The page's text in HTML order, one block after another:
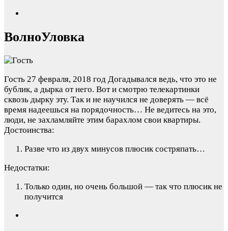
ВолноУловка
Гость 27 февраля, 2018 год Догадывался ведь, что это не
бублик, а дырка от него. Вот и смотрю телекартинки
сквозь дырку эту. Так и не научился не доверять — всё
время надеешься на порядочность… Не ведитесь на это,
люди, не захламляйте этим барахлом свои квартиры.
Достоинства:
Разве что из двух минусов плюсик состряпать…
Недостатки:
Только один, но очень большой — так что плюсик не
получится